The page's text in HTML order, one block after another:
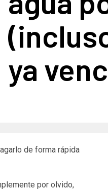
ya
de forma rápida
por olvido,